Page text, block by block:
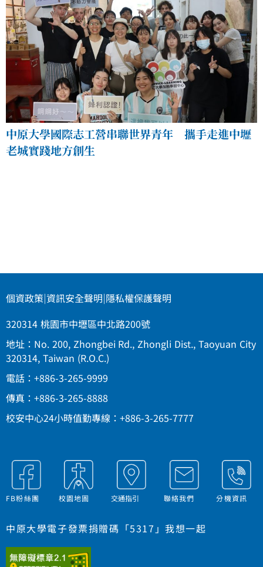
中原大學國際志工營串聯世界青年 攜手走進中壢
老城實踐地方創生
個資政策|資訊安全聲明|隱私權保護聲明
320314 桃園市中壢區中北路200號
地址：No. 200, Zhongbei Rd., Zhongli Dist., Taoyuan City
320314, Taiwan (R.O.C.)
電話：+886-3-265-9999
傳真：+886-3-265-8888
校安中心24小時值勤專線：+886-3-265-7777
FB粉絲團 校園地圖 交通指引 聯絡我們 分機資訊
中原大學電子發票捐贈碼「5317」我想一起